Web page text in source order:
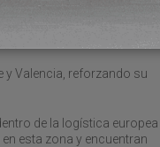
XXI, Transmolbo
de 36,92 millones de
y Valencia, reforzando su
de la logística europea
esta zona y encuentran